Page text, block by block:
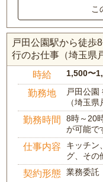
こ
戸田公園駅から徒歩
行のお仕事（埼玉県
時給 1,500〜
勤務地
戸田公園
（埼玉県
勤務時間
8時～20
が可能で
仕事内容
キッチン
グ、その
契約形態 業務委託